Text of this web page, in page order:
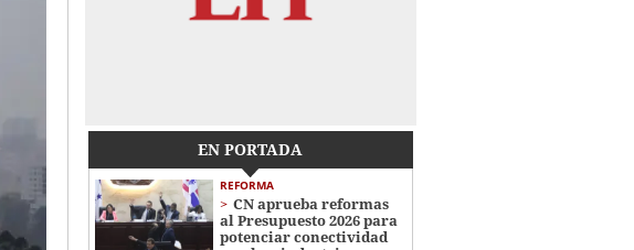
EN PORTADA
REFORMA
CN aprueba reformas
al Presupuesto 2026 para
potenciar conectividad